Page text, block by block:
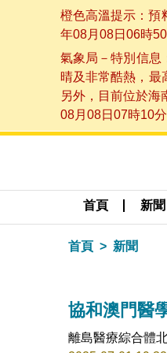
橙色高溫提示：預
年08月08日06時
氣象局－特別信息
晴及非常酷熱，最
另外，目前位於海
08月08日07時10
首頁 新聞
首頁 新聞
協和澳門醫
離島醫療綜合體